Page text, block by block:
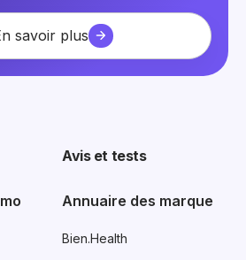
savoir plus
Avis et tests
Annuaire des marque
Bien.Health